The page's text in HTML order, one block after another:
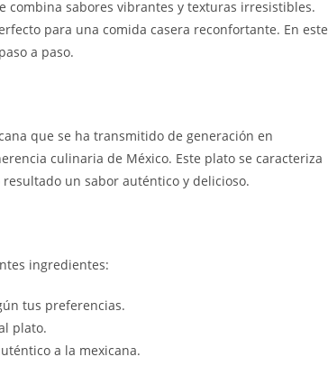
combina sabores vibrantes y texturas irresistibles.
para una comida casera reconfortante. En este
a paso.
que se ha transmitido de generación en
culinaria de México. Este plato se caracteriza
un sabor auténtico y delicioso.
ingredientes:
tus preferencias.
plato.
a la mexicana.